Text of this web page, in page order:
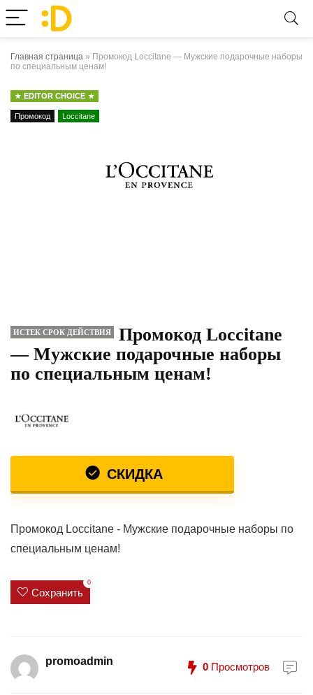
Главная страница » Промокод Loccitane — Мужские подарочные наборы
по специальным ценам!
EDITOR CHOICE
Промокод Loccitane
ИСТЕК СРОК ДЕЙСТВИЯ
Промокод Loccitane
— Мужские подарочные наборы
по специальным ценам!
СКИДКА
Промокод Loccitane - Мужские подарочные наборы по
специальным ценам!
Сохранить
0
promoadmin 0 Просмотров